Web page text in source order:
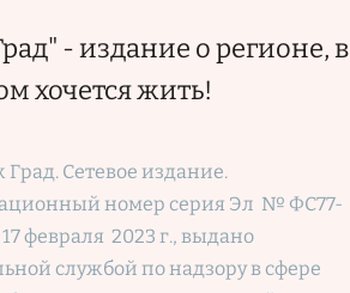
- издание о регионе, в
хочется жить!
Град. Сетевое издание.
номер серия Эл № ФС77-
17 февраля 2023 г., выдано
службой по надзору в сфере